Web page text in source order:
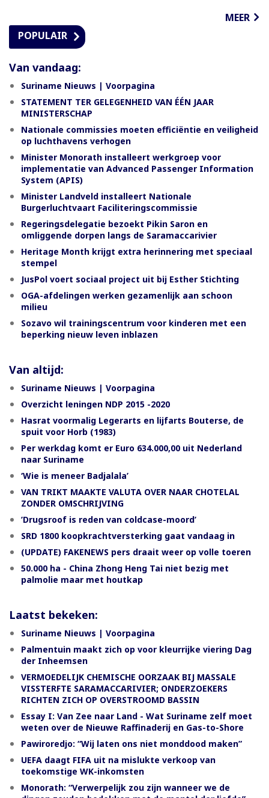
MEER
POPULAIR
Van vandaag:
Suriname Nieuws | Voorpagina
STATEMENT TER GELEGENHEID VAN ÉÉN JAAR
MINISTERSCHAP
Nationale commissies moeten efficiëntie en veiligheid
op luchthavens verhogen
Minister Monorath installeert werkgroep voor
implementatie van Advanced Passenger Information
System (APIS)
Minister Landveld installeert Nationale
Burgerluchtvaart Faciliteringscommissie
Regeringsdelegatie bezoekt Pikin Saron en
omliggende dorpen langs de Saramaccarivier
Heritage Month krijgt extra herinnering met speciaal
stempel
JusPol voert sociaal project uit bij Esther Stichting
OGA-afdelingen werken gezamenlijk aan schoon
milieu
Sozavo wil trainingscentrum voor kinderen met een
beperking nieuw leven inblazen
Van altijd:
Suriname Nieuws | Voorpagina
Overzicht leningen NDP 2015 -2020
Hasrat voormalig Legerarts en lijfarts Bouterse, de
spuit voor Horb (1983)
Per werkdag komt er Euro 634.000,00 uit Nederland
naar Suriname
‘Wie is meneer Badjalala’
VAN TRIKT MAAKTE VALUTA OVER NAAR CHOTELAL
ZONDER OMSCHRIJVING
’Drugsroof is reden van coldcase-moord’
SRD 1800 koopkrachtversterking gaat vandaag in
(UPDATE) FAKENEWS pers draait weer op volle toeren
50.000 ha - China Zhong Heng Tai niet bezig met
palmolie maar met houtkap
Laatst bekeken:
Suriname Nieuws | Voorpagina
Palmentuin maakt zich op voor kleurrijke viering Dag
der Inheemsen
VERMOEDELIJK CHEMISCHE OORZAAK BIJ MASSALE
VISSTERFTE SARAMACCARIVIER; ONDERZOEKERS
RICHTEN ZICH OP OVERSTROOMD BASSIN
Essay I: Van Zee naar Land - Wat Suriname zelf moet
weten over de Nieuwe Raffinaderij en Gas-to-Shore
Pawiroredjo: “Wij laten ons niet monddood maken”
UEFA daagt FIFA uit na mislukte verkoop van
toekomstige WK-inkomsten
Monorath: “Verwerpelijk zou zijn wanneer we de